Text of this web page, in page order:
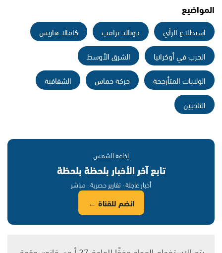
المواضيع
استطلاع الرأي دونالد ترامب
كامالا هاريس
الحرب في أوكرانيا
الشرق الأوسط
الولايات المتأرجحة
حركة حماس
الشفافية
الناخبين
إذاعة الشمس
تابع آخر الأخبار بلحظة بلحظة
أخبار عاجلة · تقارير حصرية · مباشر
انضم للقناة ←